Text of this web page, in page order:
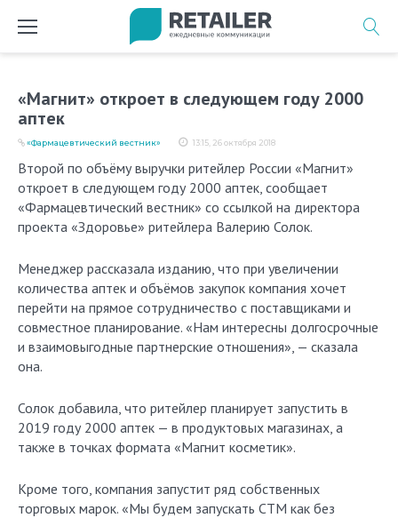
«Магнит» откроет в следующем году 2000
аптек
13:15, 26 октября 2018
«Фармацевтический вестник»
Второй по объёму выручки ритейлер России «Магнит»
откроет в следующем году 2000 аптек, сообщает
«Фармацевтический вестник» со ссылкой на директора
проекта «Здоровье» ритейлера Валерию Солок.
Менеджер рассказала изданию, что при увеличении
количества аптек и объёмов закупок компания хочет
перейти на прямое сотрудничество с поставщиками и
совместное планирование. «Нам интересны долгосрочные
и взаимовыгодные партнерские отношения», — сказала
она.
Солок добавила, что ритейлер планирует запустить в
2019 году 2000 аптек — в продуктовых магазинах, а
также в точках формата «Магнит косметик».
Кроме того, компания запустит ряд собственных
торговых марок. «Мы будем запускать СТМ как без